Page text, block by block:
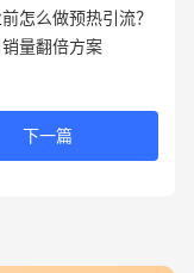
怎么做预热引流？
量翻倍方案
下一篇